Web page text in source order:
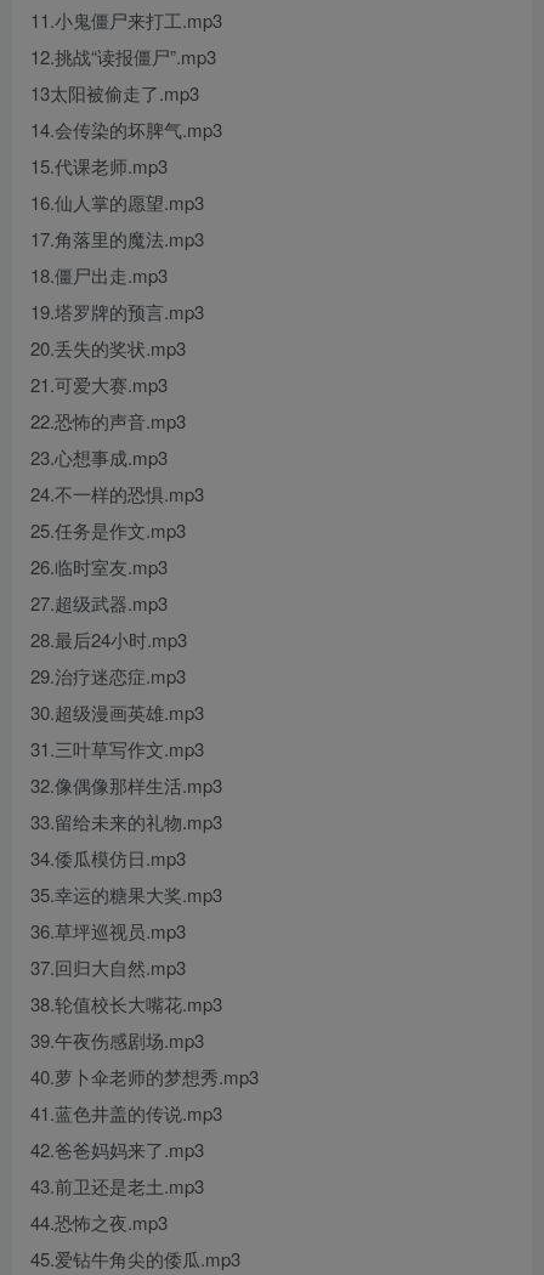
11.小鬼僵尸来打工.mp3
12.挑战“读报僵尸”.mp3
13太阳被偷走了.mp3
14.会传染的坏脾气.mp3
15.代课老师.mp3
16.仙人掌的愿望.mp3
17.角落里的魔法.mp3
18.僵尸出走.mp3
19.塔罗牌的预言.mp3
20.丢失的奖状.mp3
21.可爱大赛.mp3
22.恐怖的声音.mp3
23.心想事成.mp3
24.不一样的恐惧.mp3
25.任务是作文.mp3
26.临时室友.mp3
27.超级武器.mp3
28.最后24小时.mp3
29.治疗迷恋症.mp3
30.超级漫画英雄.mp3
31.三叶草写作文.mp3
32.像偶像那样生活.mp3
33.留给未来的礼物.mp3
34.倭瓜模仿日.mp3
35.幸运的糖果大奖.mp3
36.草坪巡视员.mp3
37.回归大自然.mp3
38.轮值校长大嘴花.mp3
39.午夜伤感剧场.mp3
40.萝卜伞老师的梦想秀.mp3
41.蓝色井盖的传说.mp3
42.爸爸妈妈来了.mp3
43.前卫还是老土.mp3
44.恐怖之夜.mp3
45.爱钻牛角尖的倭瓜.mp3